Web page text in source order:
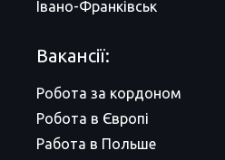
Івано-Франківськ
Вакансії:
Робота за кордоном
Робота в Європі
Работа в Польше